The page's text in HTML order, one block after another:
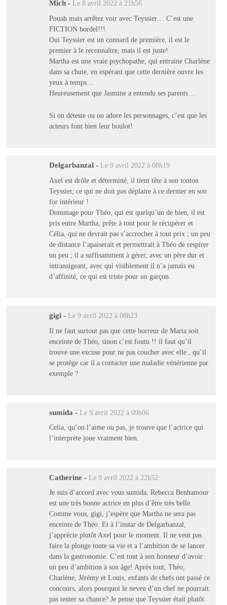
Mich - Le 8 avril 2022 à 21h56
Pouah mais arrêtez voir avec Teyssier… C’est une
FICTION bordel!!!
Oui Teyssier est un connard de première, il est le
premier à le reconnaître, mais il est juste!
Martha est une vraie psychopathe, qui entraine Charlène
dans sa chute, en espérant que cette dernière ouvre les
yeux à temps…
Heureusement que Jasmine a entendu ses parents…
Si on déteste ou on adore les personnages, c’est que les
acteurs font bien leur boulot!
Delgarbanzal - Le 9 avril 2022 à 08h19
Axel est drôle et déterminé, il tient tête à son tonton
Teyssier, ce qui ne doit pas déplaire à ce dernier en son
for intérieur !
Dommage pour Théo, qui est quelqu’un de bien, il est
pris entre Martha, prête à tout pour le récupérer et
Célia, qui ne devrait pas s’accrocher à tout prix ; un peu
de distance l’apaiserait et permettrait à Théo de respirer
un peu ; il a suffisamment à gérer, avec un père dur et
intransigeant, avec qui visiblement il n’a jamais eu
d’affinité, ce qui est triste pour un garçon.
gigi - Le 9 avril 2022 à 08h23
Il ne faut surtout pas que cette horreur de Marta soit
enceinte de Théo, sinon c’est foutu !! il faut qu’il
trouve une excuse pour ne pas coucher avec elle , qu’il
se protège car il a contacter une maladie vénérienne par
exemple ?
sumida - Le 9 avril 2022 à 09h06
Celia, qu’on l’aime ou pas, je trouve que l’actrice qui
l’interprète joue vraiment bien.
Catherine - Le 9 avril 2022 à 22h52
Je suis d’accord avec vous sumida. Rebecca Benhamour
est une très bonne actrice en plus d’être très belle.
Comme vous, gigi, j’espère que Martha ne sera pas
enceinte de Théo. Et à l’instar de Delgarbanzal,
j’apprécie plutôt Axel pour le moment. Il ne veut pas
faire la plonge toute sa vie et a l’ambition de se lancer
dans la gastronomie. C’est tout à son honneur d’avoir
un peu d’ambition à son âge! Après tout, Théo,
Charlène, Jérémy et Louis, enfants de chefs ont passé ce
concours, alors pourquoi le neveu d’un chef ne pourrait
pas tenter sa chance? Je pense que Teyssier était plutôt